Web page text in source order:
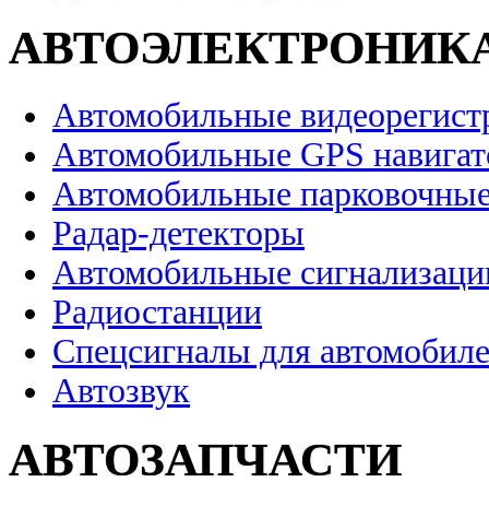
Автомобильные
Автомобильные GPS
Автомобильные
Радар-детекторы
Автомобильные
Радиостанции
Спецсигналы для
Автозвук
АВТОЗАПЧАСТИ